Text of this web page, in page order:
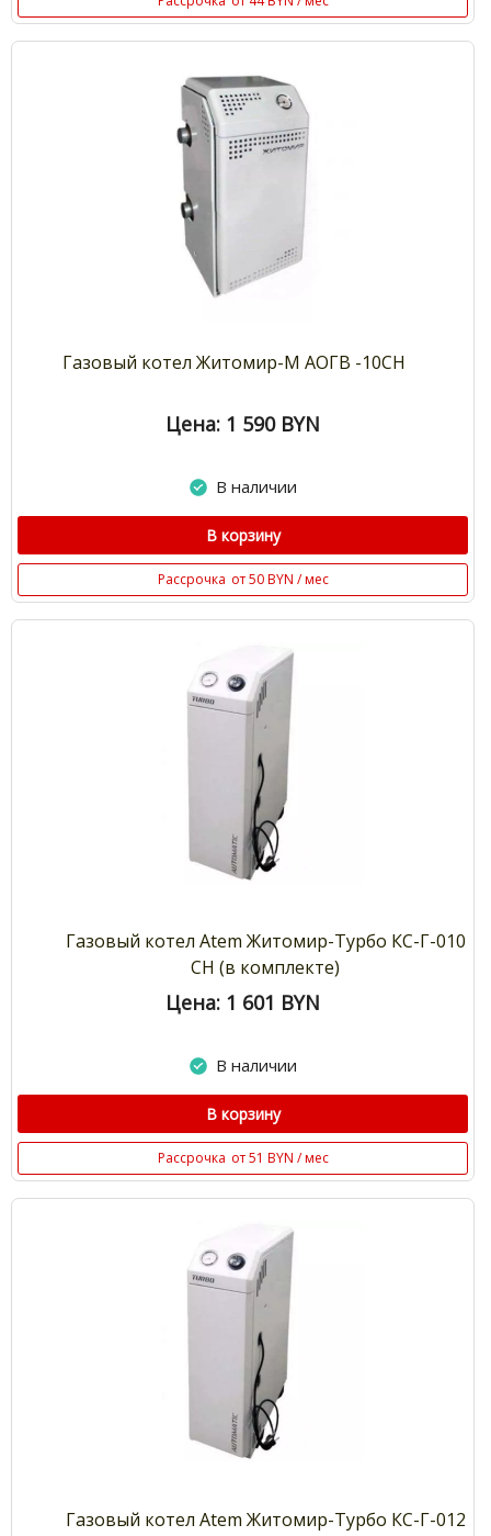
Газовый котел Житомир-М АОГВ -10СН
Цена: 1 590 BYN
В наличии
В корзину
Рассрочка от 50 BYN / мес
Газовый котел Atem Житомир-Турбо КС-Г-010
СН (в комплекте)
Цена: 1 601 BYN
В наличии
В корзину
Рассрочка от 51 BYN / мес
Газовый котел Atem Житомир-Турбо КС-Г-012